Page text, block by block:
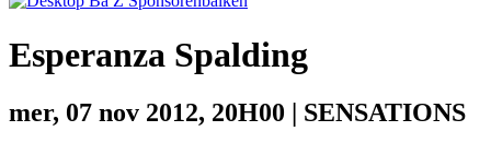
Esperanza Spalding
mer, 07 nov 2012, 20H00 | SENSATIONS